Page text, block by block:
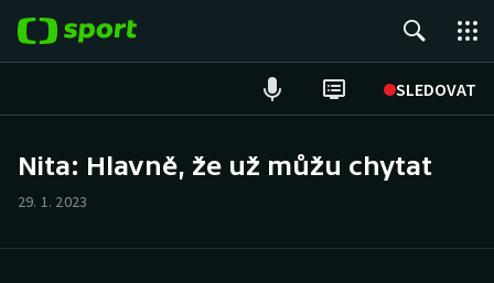
SLEDOVAT
Hokej
Tenis
Nita: Hlavně, že už můžu chytat
29. 1. 2023